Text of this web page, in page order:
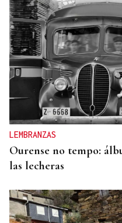
LEMBRANZAS
Ourense no tempo:
las lecheras